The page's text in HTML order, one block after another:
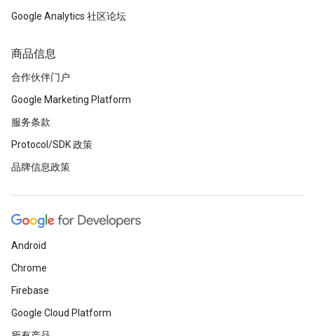
Google Analytics 社区论坛
商品信息
合作伙伴门户
Google Marketing Platform
服务条款
Protocol/SDK 政策
品牌信息政策
Android
Chrome
Firebase
Google Cloud Platform